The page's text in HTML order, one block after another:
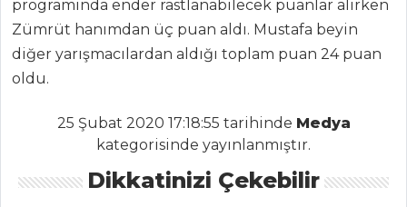
MENÜLER
Kategoriler
ET YEMEKLERI
programında ender rastlanabilecek puanlar alırken
Zümrüt hanımdan üç puan aldı. Mustafa beyin
diğer yarışmacılardan aldığı toplam puan 24 puan
oldu.
25 Şubat 2020 17:18:55 tarihinde Medya
kategorisinde yayınlanmıştır.
Dikkatinizi Çekebilir